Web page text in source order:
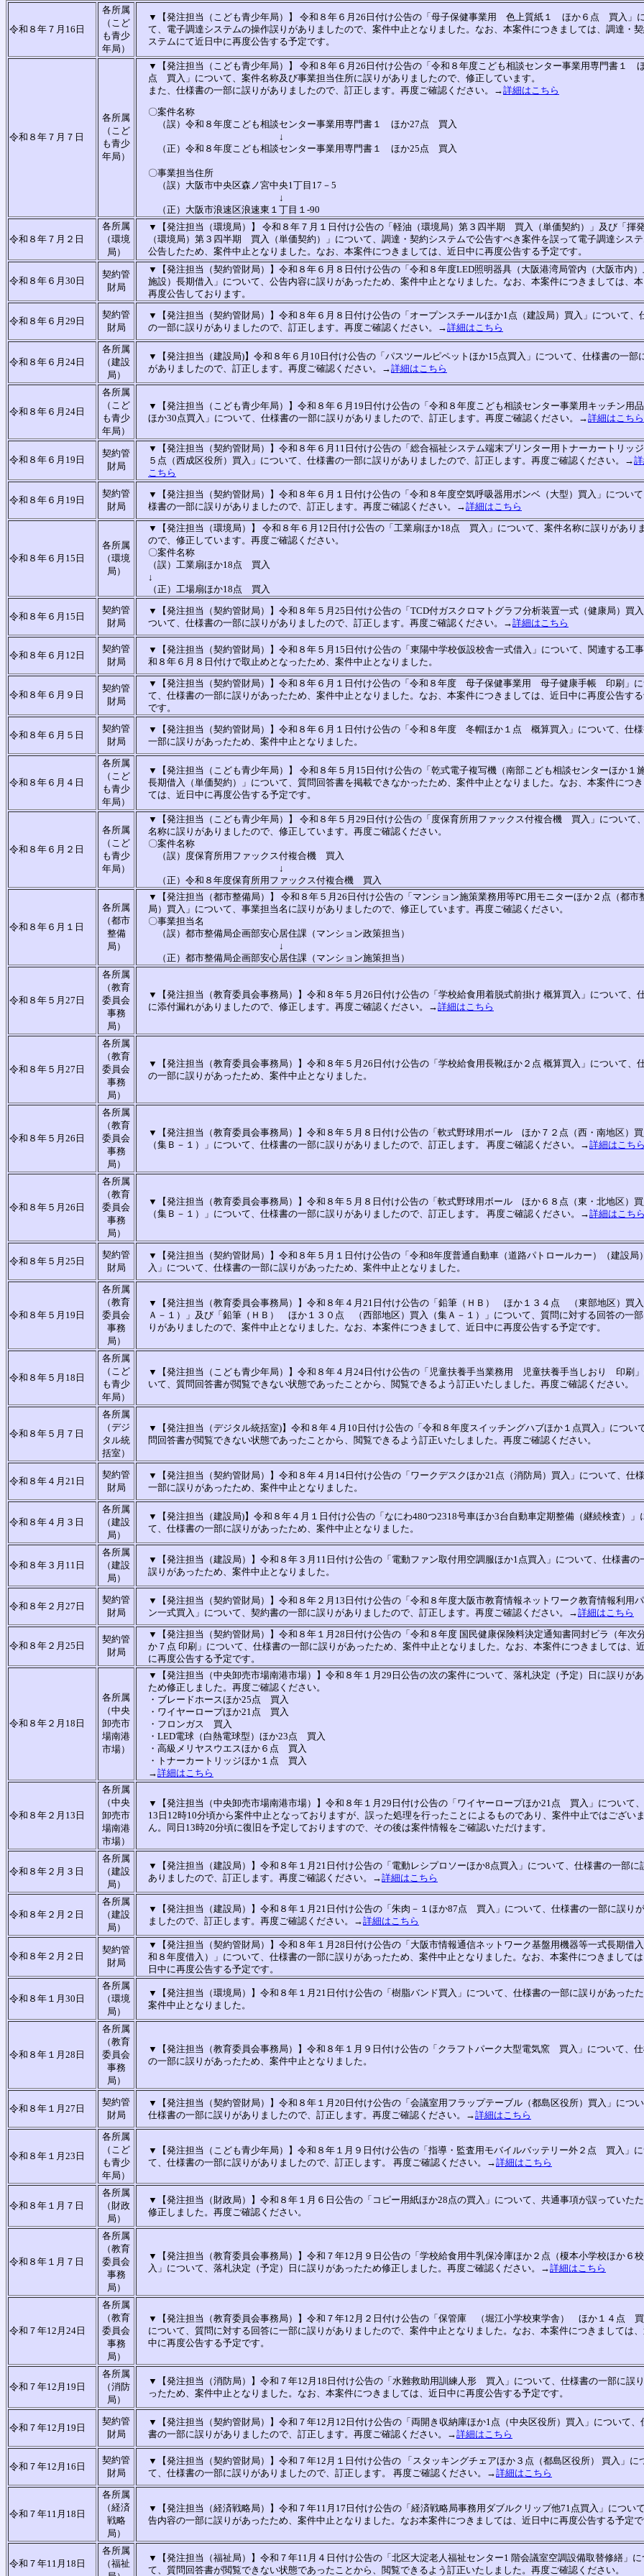
令和８年７月16日
各所属
（こど
も青少
年局）
▼【発注担当（こども青少年局）】 令和８年６月26日付け公告の「母子保健事業用 色上質紙１ ほか６点 買入」
て、電子調達システムの操作誤りがありましたので、案件中止となりました。なお、本案件につきましては、調達・
ステムにて近日中に再度公告する予定です。
令和８年７月７日
各所属
（こど
も青少
年局）
▼【発注担当（こども青少年局）】 令和８年６月26日付け公告の「令和８年度こども相談センター事業用専門書１
点 買入」について、案件名称及び事業担当住所に誤りがありましたので、修正しています。
また、仕様書の一部に誤りがありましたので、訂正します。再度ご確認ください。→詳細はこちら
〇案件名称
（誤）令和８年度こども相談センター事業用専門書１ ほか27点 買入
↓
（正）令和８年度こども相談センター事業用専門書１ ほか25点 買入
〇事業担当住所
（誤）大阪市中央区森ノ宮中央1丁目17－5
↓
（正）大阪市浪速区浪速東１丁目１-90
令和８年７月２日
各所属
（環境
局）
▼【発注担当（環境局）】 令和８年７月１日付け公告の「軽油（環境局）第３四半期 買入（単価契約）」及び「揮
（環境局）第３四半期 買入（単価契約）」について、調達・契約システムで公告すべき案件を誤って電子調達シス
公告したため、案件中止となりました。なお、本案件につきましては、近日中に再度公告する予定です。
令和８年６月30日
契約管
財局
▼【発注担当（契約管財局）】令和８年６月８日付け公告の「令和８年度LED照明器具（大阪港湾局管内（大阪市内）
施設）長期借入」について、公告内容に誤りがあったため、案件中止となりました。なお、本案件につきましては、本
再度公告しております。
令和８年６月29日
契約管
財局
▼【発注担当（契約管財局）】令和８年６月８日付け公告の「オープンスチールほか1点（建設局）買入」について、
の一部に誤りがありましたので、訂正します。再度ご確認ください。→詳細はこちら
令和８年６月24日
各所属
（建設
局）
▼【発注担当（建設局)】令和８年６月10日付け公告の「パスツールピペットほか15点買入」について、仕様書の一部
がありましたので、訂正します。再度ご確認ください。→詳細はこちら
令和８年６月24日
各所属
（こど
も青少
年局）
▼【発注担当（こども青少年局）】令和８年６月19日付け公告の「令和８年度こども相談センター事業用キッチン用
ほか30点買入」について、仕様書の一部に誤りがありましたので、訂正します。再度ご確認ください。→詳細はこちら
令和８年６月19日
契約管
財局
▼【発注担当（契約管財局）】令和８年６月11日付け公告の「総合福祉システム端末プリンター用トナーカートリッ
５点（西成区役所）買入」について、仕様書の一部に誤りがありましたので、訂正します。再度ご確認ください。→
こちら
令和８年６月19日
契約管
財局
▼【発注担当（契約管財局）】令和８年６月１日付け公告の「令和８年度空気呼吸器用ボンベ（大型）買入」につい
様書の一部に誤りがありましたので、訂正します。再度ご確認ください。→詳細はこちら
令和８年６月15日
各所属
（環境
局）
▼【発注担当（環境局）】 令和８年６月12日付け公告の「工業扇ほか18点 買入」について、案件名称に誤りがあり
ので、修正しています。再度ご確認ください。
〇案件名称
（誤）工業扇ほか18点 買入
↓
（正）工場扇ほか18点 買入
令和８年６月15日
契約管
財局
▼【発注担当（契約管財局）】令和８年５月25日付け公告の「TCD付ガスクロマトグラフ分析装置一式（健康局）買
ついて、仕様書の一部に誤りがありましたので、訂正します。再度ご確認ください。→詳細はこちら
令和８年６月12日
契約管
財局
▼【発注担当（契約管財局）】令和８年５月15日付け公告の「東陽中学校仮設校舎一式借入」について、関連する工
和８年６月８日付けで取止めとなったため、案件中止となりました。
令和８年６月９日
契約管
財局
▼【発注担当（契約管財局）】令和８年６月１日付け公告の「令和８年度 母子保健事業用 母子健康手帳 印刷」
て、仕様書の一部に誤りがあったため、案件中止となりました。なお、本案件につきましては、近日中に再度公告す
です。
令和８年６月５日
契約管
財局
▼【発注担当（契約管財局）】令和８年６月１日付け公告の「令和８年度 冬帽ほか１点 概算買入」について、仕
一部に誤りがあったため、案件中止となりました。
令和８年６月４日
各所属
（こど
も青少
年局）
▼【発注担当（こども青少年局）】 令和８年５月15日付け公告の「乾式電子複写機（南部こども相談センターほか１施
長期借入（単価契約）」について、質問回答書を掲載できなかったため、案件中止となりました。なお、本案件につき
ては、近日中に再度公告する予定です。
令和８年６月２日
各所属
（こど
も青少
年局）
▼【発注担当（こども青少年局）】 令和８年５月29日付け公告の「度保育所用ファックス付複合機 買入」について
名称に誤りがありましたので、修正しています。再度ご確認ください。
〇案件名称
（誤）度保育所用ファックス付複合機 買入
↓
（正）令和８年度保育所用ファックス付複合機 買入
令和８年６月１日
各所属
（都市
整備
局）
▼【発注担当（都市整備局）】 令和８年５月26日付け公告の「マンション施策業務用等PC用モニターほか２点（都市
局）買入」について、事業担当名に誤りがありましたので、修正しています。再度ご確認ください。
〇事業担当名
（誤）都市整備局企画部安心居住課（マンション政策担当）
↓
（正）都市整備局企画部安心居住課（マンション施策担当）
令和８年５月27日
各所属
（教育
委員会
事務
局）
▼【発注担当（教育委員会事務局）】令和８年５月26日付け公告の「学校給食用着脱式前掛け 概算買入」について、
に添付漏れがありましたので、修正します。再度ご確認ください。→詳細はこちら
令和８年５月27日
各所属
（教育
委員会
事務
局）
▼【発注担当（教育委員会事務局）】令和８年５月26日付け公告の「学校給食用長靴ほか２点 概算買入」について、
の一部に誤りがあったため、案件中止となりました。
令和８年５月26日
各所属
（教育
委員会
事務
局）
▼【発注担当（教育委員会事務局）】令和８年５月８日付け公告の「軟式野球用ボール ほか７２点（西・南地区）買
（集Ｂ－１）」について、仕様書の一部に誤りがありましたので、訂正します。 再度ご確認ください。→詳細はこちら
令和８年５月26日
各所属
（教育
委員会
事務
局）
▼【発注担当（教育委員会事務局）】令和８年５月８日付け公告の「軟式野球用ボール ほか６８点（東・北地区）買
（集Ｂ－１）」について、仕様書の一部に誤りがありましたので、訂正します。 再度ご確認ください。→詳細はこちら
令和８年５月25日
契約管
財局
▼【発注担当（契約管財局）】令和８年５月１日付け公告の「令和8年度普通自動車（道路パトロールカー）（建設局
入」について、仕様書の一部に誤りがあったため、案件中止となりました。
令和８年５月19日
各所属
（教育
委員会
事務
局）
▼【発注担当（教育委員会事務局）】令和８年４月21日付け公告の「鉛筆（ＨＢ） ほか１３４点 （東部地区）買
Ａ－１）」及び「鉛筆（ＨＢ） ほか１３０点 （西部地区）買入（集Ａ－１）」について、質問に対する回答の一
りがありましたので、案件中止となりました。なお、本案件につきまして、近日中に再度公告する予定です。
令和８年５月18日
各所属
（こど
も青少
年局）
▼【発注担当（こども青少年局）】令和８年４月24日付け公告の「児童扶養手当業務用 児童扶養手当しおり 印刷
いて、質問回答書が閲覧できない状態であったことから、閲覧できるよう訂正いたしました。再度ご確認ください。
令和８年５月７日
各所属
（デジ
タル統
括室）
▼【発注担当（デジタル統括室)】令和８年４月10日付け公告の「令和８年度スイッチングハブほか１点買入」につい
問回答書が閲覧できない状態であったことから、閲覧できるよう訂正いたしました。再度ご確認ください。
令和８年４月21日
契約管
財局
▼【発注担当（契約管財局）】令和８年４月14日付け公告の「ワークデスクほか21点（消防局）買入」について、仕
一部に誤りがあったため、案件中止となりました。
令和８年４月３日
各所属
（建設
局）
▼【発注担当（建設局)】令和８年４月１日付け公告の「なにわ480つ2318号車ほか3台自動車定期整備（継続検査）」
て、仕様書の一部に誤りがあったため、案件中止となりました。
令和８年３月11日
各所属
（建設
局）
▼【発注担当（建設局）】令和８年３月11日付け公告の「電動ファン取付用空調服ほか1点買入」について、仕様書の
誤りがあったため、案件中止となりました。
令和８年２月27日
契約管
財局
▼【発注担当（契約管財局）】令和８年２月13日付け公告の「令和８年度大阪市教育情報ネットワーク教育情報利用
ン一式買入」について、契約書の一部に誤りがありましたので、訂正します。再度ご確認ください。→詳細はこちら
令和８年２月25日
契約管
財局
▼【発注担当（契約管財局）】令和８年１月28日付け公告の「令和８年度 国民健康保険料決定通知書同封ビラ（年次
か７点 印刷」について、仕様書の一部に誤りがあったため、案件中止となりました。なお、本案件につきましては、
に再度公告する予定です。
令和８年２月18日
各所属
（中央
卸売市
場南港
市場）
▼【発注担当（中央卸売市場南港市場）】令和８年１月29日公告の次の案件について、落札決定（予定）日に誤りが
ため修正しました。再度ご確認ください。
・ブレードホースほか25点 買入
・ワイヤーロープほか21点 買入
・フロンガス 買入
・LED電球（白熱電球型）ほか23点 買入
・高級メリヤスウエスほか６点 買入
・トナーカートリッジほか１点 買入
→詳細はこちら
令和８年２月13日
各所属
（中央
卸売市
場南港
市場）
▼【発注担当（中央卸売市場南港市場）】令和８年１月29日付け公告の「ワイヤーロープほか21点 買入」について
13日12時10分頃から案件中止となっておりますが、誤った処理を行ったことによるものであり、案件中止ではござい
ん。同日13時20分頃に復旧を予定しておりますので、その後は案件情報をご確認いただけます。
令和８年２月３日
各所属
（建設
局）
▼【発注担当（建設局）】令和８年１月21日付け公告の「電動レシプロソーほか8点買入」について、仕様書の一部に
ありましたので、訂正します。再度ご確認ください。→詳細はこちら
令和８年２月２日
各所属
（建設
局）
▼【発注担当（建設局）】令和８年１月21日付け公告の「朱肉－１ほか87点 買入」について、仕様書の一部に誤り
ましたので、訂正します。再度ご確認ください。→詳細はこちら
令和８年２月２日
契約管
財局
▼【発注担当（契約管財局）】令和８年１月28日付け公告の「大阪市情報通信ネットワーク基盤用機器等一式長期借
和８年度借入）」について、仕様書の一部に誤りがあったため、案件中止となりました。なお、本案件につきまして
日中に再度公告する予定です。
令和８年１月30日
各所属
（環境
局）
▼【発注担当（環境局）】令和８年１月21日付け公告の「樹脂バンド買入」について、仕様書の一部に誤りがあったた
案件中止となりました。
令和８年１月28日
各所属
（教育
委員会
事務
局）
▼【発注担当（教育委員会事務局）】令和８年１月９日付け公告の「クラフトパーク大型電気窯 買入」について、
の一部に誤りがあったため、案件中止となりました。
令和８年１月27日
契約管
財局
▼【発注担当（契約管財局）】令和８年１月20日付け公告の「会議室用フラップテーブル（都島区役所）買入」につい
仕様書の一部に誤りがありましたので、訂正します。再度ご確認ください。→詳細はこちら
令和８年１月23日
各所属
（こど
も青少
年局）
▼【発注担当（こども青少年局）】令和８年１月９日付け公告の「指導・監査用モバイルバッテリー外２点 買入」
て、仕様書の一部に誤りがありましたので、訂正します。 再度ご確認ください。→詳細はこちら
令和８年１月７日
各所属
（財政
局）
▼【発注担当（財政局）】令和８年１月６日公告の「コピー用紙ほか28点の買入」について、共通事項が誤っていたた
修正しました。再度ご確認ください。
令和８年１月７日
各所属
（教育
委員会
事務
局）
▼【発注担当（教育委員会事務局）】令和７年12月９日公告の「学校給食用牛乳保冷庫ほか２点（榎本小学校ほか６
入」について、落札決定（予定）日に誤りがあったため修正しました。再度ご確認ください。→詳細はこちら
令和７年12月24日
各所属
（教育
委員会
事務
局）
▼【発注担当（教育委員会事務局）】令和７年12月２日付け公告の「保管庫 （堀江小学校東学舎） ほか１４点 買
について、質問に対する回答に一部に誤りがありましたので、案件中止となりました。なお、本案件につきましては、
中に再度公告する予定です。
令和７年12月19日
各所属
（消防
局）
▼【発注担当（消防局）】令和７年12月18日付け公告の「水難救助用訓練人形 買入」について、仕様書の一部に誤
ったため、案件中止となりました。なお、本案件につきましては、近日中に再度公告する予定です。
令和７年12月19日
契約管
財局
▼【発注担当（契約管財局）】令和７年12月12日付け公告の「両開き収納庫ほか1点（中央区役所）買入」について、
書の一部に誤りがありましたので、訂正します。再度ご確認ください。→詳細はこちら
令和７年12月16日
契約管
財局
▼【発注担当（契約管財局）】令和７年12月１日付け公告の 「スタッキングチェアほか３点（都島区役所） 買入」に
て、仕様書の一部に誤りがありましたので、訂正します。 再度ご確認ください。→詳細はこちら
令和７年11月18日
各所属
（経済
戦略
局）
▼【発注担当（経済戦略局）】令和７年11月17日付け公告の「経済戦略局事務用ダブルクリップ他71点買入」につい
告内容の一部に誤りがあったため、案件中止となりました。なお本案件につきましては、近日中に再度公告する予定で
令和７年11月18日
各所属
（福祉
▼【発注担当（福祉局）】令和７年11月４日付け公告の「北区大淀老人福祉センター1 階会議室空調設備取替修繕」に
て、質問回答書が閲覧できない状態であったことから、閲覧できるよう訂正いたしました。再度ご確認ください。